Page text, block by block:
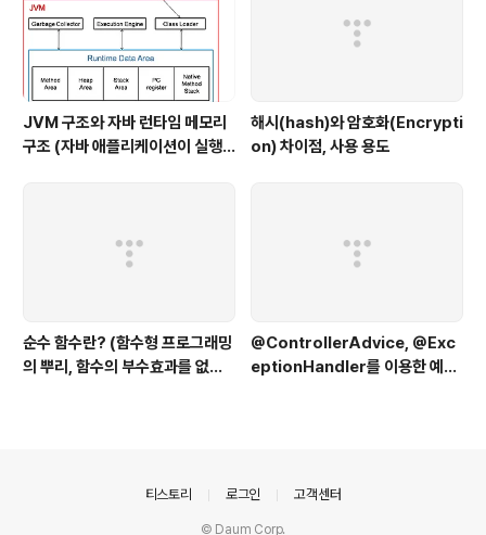
JVM 구조와 자바 런타임 메모리
구조 (자바 애플리케이션이 실행
해시(hash)와 암호화(Encrypti
on) 차이점, 사용 용도
순수 함수란? (함수형 프로그래밍
의 뿌리, 함수의 부수효과를 없앤
@ControllerAdvice, @Exc
eptionHandler를 이용한 예외
티스토리 로그인 고객센터
© Daum Corp.